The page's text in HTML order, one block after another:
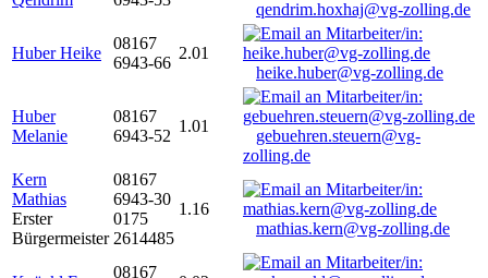
qendrim.hoxhaj@vg-zolling.de
Huber Heike
08167
6943-66
2.01
heike.huber@vg-zolling.de
Huber
Melanie
08167
6943-52
1.01
gebuehren.steuern@vg-
zolling.de
Kern
Mathias
Erster
Bürgermeister
08167
6943-30
0175
2614485
1.16
mathias.kern@vg-zolling.de
08167